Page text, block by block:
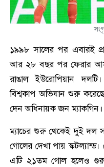
১৯৯৮ সালের পর এবারই
আর ২৮ বছর পর ফেরার
রাঙাল ইউরোপিয়ান
বিশ্বকাপ অভিযান শুরু
দেন অধিনায়ক জন ম্যাকগিন।
ম্যাচের শুরু থেকেই দুই দল
গোলের দেখা পায়
এটি ২১তম গোল হলেও